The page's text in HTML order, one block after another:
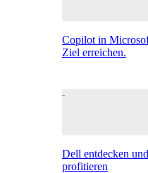
Copilot in
Ziel erreichen.
Dell entdecken
profitieren